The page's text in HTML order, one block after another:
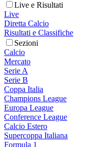
Live e Risultati
Live
Diretta Calcio
Risultati e Classifiche
Sezioni
Calcio
Mercato
Serie A
Serie B
Coppa Italia
Champions League
Europa League
Conference League
Calcio Estero
Supercoppa Italiana
Formula 1